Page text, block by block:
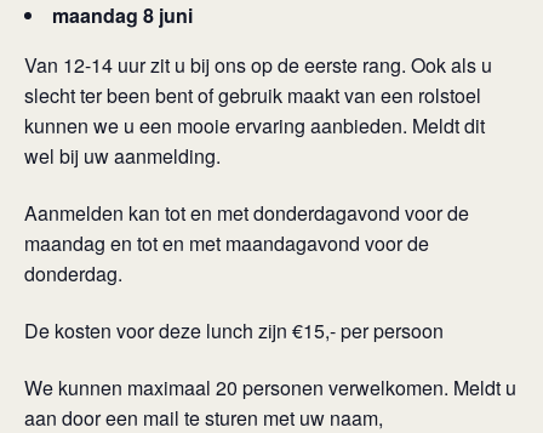
maandag 8 juni
Van 12-14 uur zit u bij ons op de eerste rang. Ook als u
slecht ter been bent of gebruik maakt van een rolstoel
kunnen we u een mooie ervaring aanbieden. Meldt dit
wel bij uw aanmelding.
Aanmelden kan tot en met donderdagavond voor de
maandag en tot en met maandagavond voor de
donderdag.
De kosten voor deze lunch zijn €15,- per persoon
We kunnen maximaal 20 personen verwelkomen. Meldt u
aan door een mail te sturen met uw naam,